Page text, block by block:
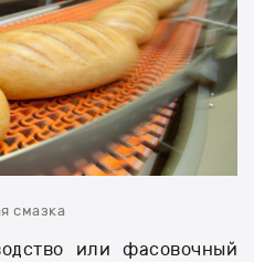
смазка
или фасовочный